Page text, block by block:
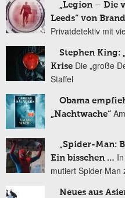
„Legion – Die
Leeds“ von
Privatdetektiv mit
Stephen King:
Krise Die „große
Staffel
Obama
„Nachtwache“
„Spider-Man:
Ein bisschen …
mutiert Spider-Man
Neues aus